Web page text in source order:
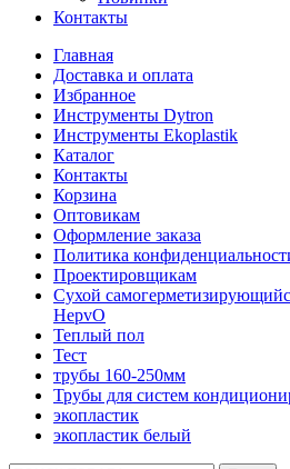
Контакты
Главная
Доставка и оплата
Избранное
Инструменты Dytron
Инструменты Ekoplastik
Каталог
Контакты
Корзина
Оптовикам
Оформление заказа
Политика
Проектировщикам
Сухой
HepvO
Теплый пол
Тест
трубы 160-250мм
Трубы для систем
экопластик
экопластик белый